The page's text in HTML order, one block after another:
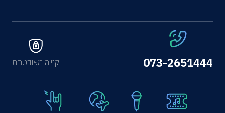
073-2651444 קנייה מאובטחת